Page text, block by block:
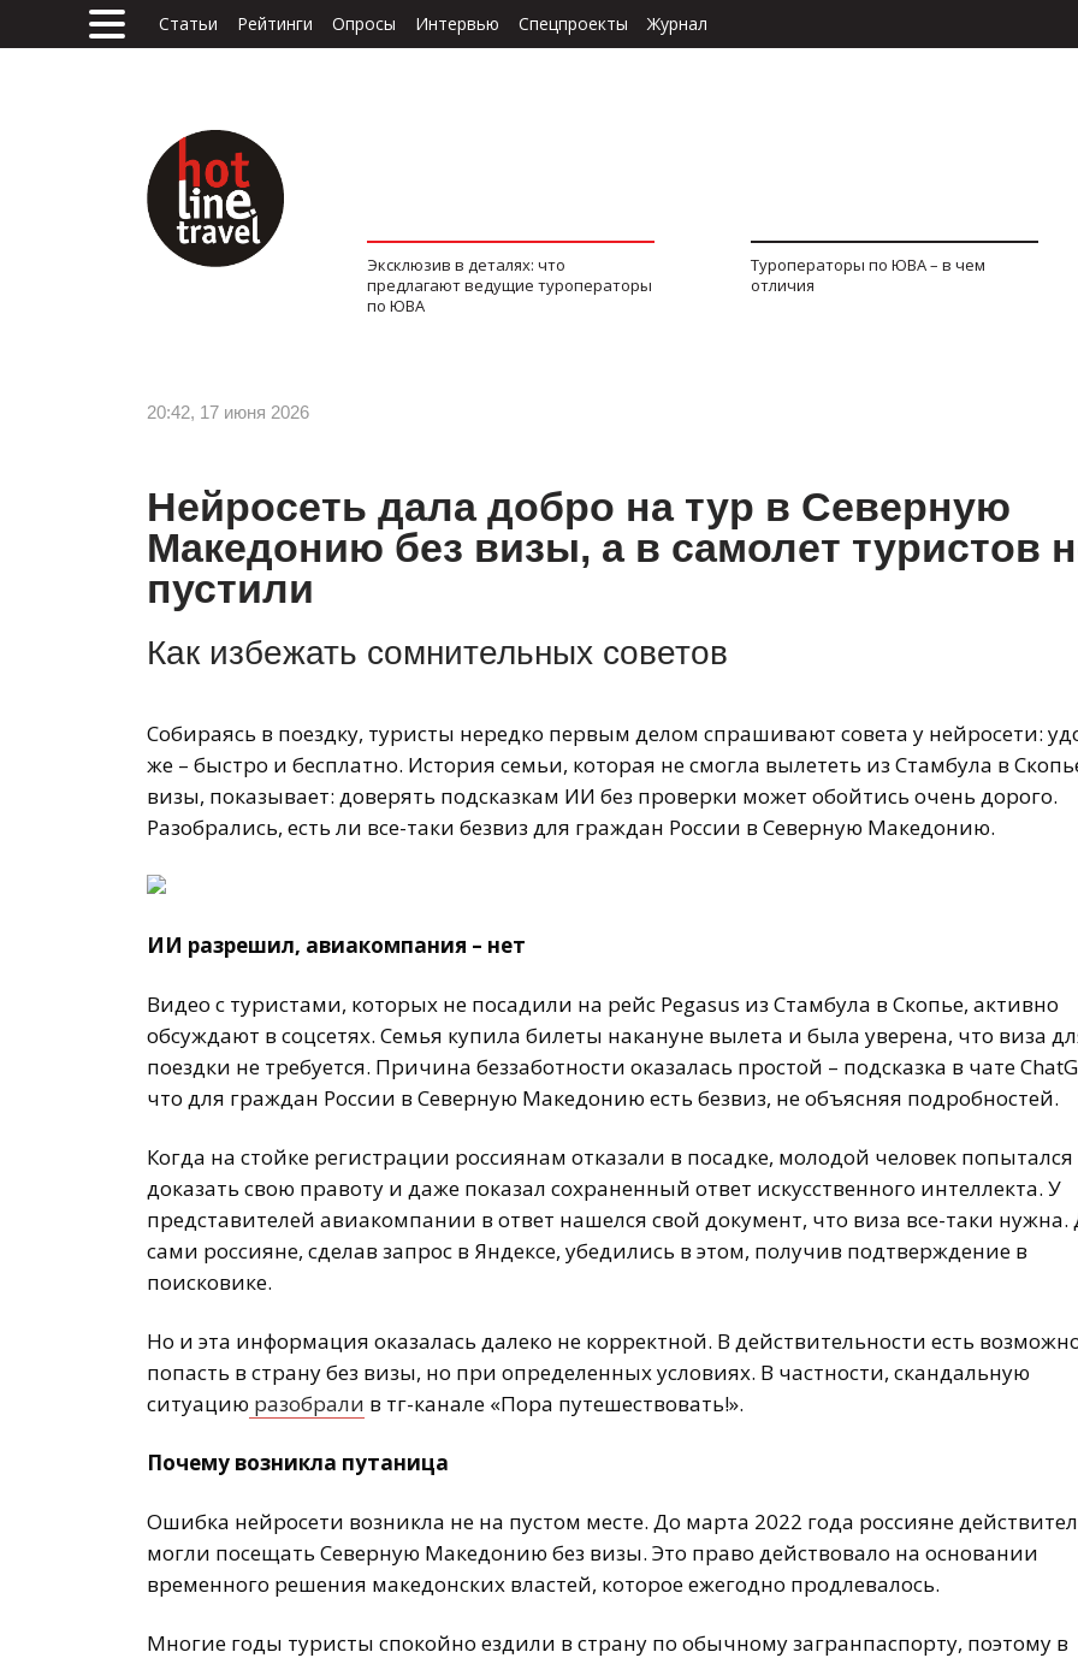
Статьи Рейтинги Опросы Интервью Спецпроекты Журнал
Эксклюзив в деталях: что
предлагают ведущие туроператоры
по ЮВА
Туроператоры по ЮВА – в чем
отличия
20:42, 17 июня 2026
Нейросеть дала добро на тур в Северную
Македонию без визы, а в самолет туристов
пустили
Как избежать сомнительных советов
Собираясь в поездку, туристы нередко первым делом спрашивают совета у нейросети:
же – быстро и бесплатно. История семьи, которая не смогла вылететь из Стамбула в
визы, показывает: доверять подсказкам ИИ без проверки может обойтись очень дорого.
Разобрались, есть ли все-таки безвиз для граждан России в Северную Македонию.
ИИ разрешил, авиакомпания – нет
Видео с туристами, которых не посадили на рейс Pegasus из Стамбула в Скопье, активно
обсуждают в соцсетях. Семья купила билеты накануне вылета и была уверена, что виза
поездки не требуется. Причина беззаботности оказалась простой – подсказка в чате
что для граждан России в Северную Македонию есть безвиз, не объясняя подробностей.
Когда на стойке регистрации россиянам отказали в посадке, молодой человек попытался
доказать свою правоту и даже показал сохраненный ответ искусственного интеллекта. У
представителей авиакомпании в ответ нашелся свой документ, что виза все-таки нужна.
сами россияне, сделав запрос в Яндексе, убедились в этом, получив подтверждение в
поисковике.
Но и эта информация оказалась далеко не корректной. В действительности есть
попасть в страну без визы, но при определенных условиях. В частности, скандальную
ситуацию разобрали в тг-канале «Пора путешествовать!».
Почему возникла путаница
Ошибка нейросети возникла не на пустом месте. До марта 2022 года россияне
могли посещать Северную Македонию без визы. Это право действовало на основании
временного решения македонских властей, которое ежегодно продлевалось.
Многие годы туристы спокойно ездили в страну по обычному загранпаспорту, поэтому в